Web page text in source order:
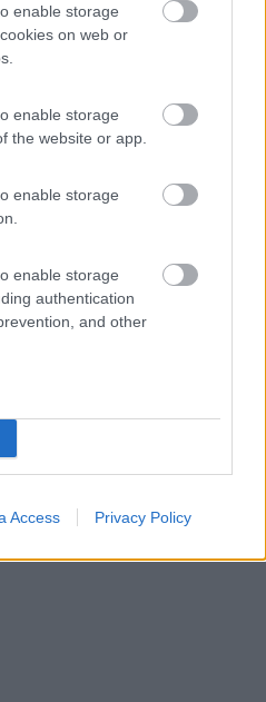
enable storage
on web or
enable storage
the website or app.
enable storage
enable storage
authentication
and other
Access Privacy Policy
Pension